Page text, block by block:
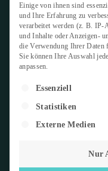
Letzte
Einige von ihnen sind
und Ihre Erfahrung zu
verarbeitet werden (z. B. IP-
und Inhalte oder Anzeigen-
die Verwendung Ihrer Daten
Sie können Ihre Auswahl
anpassen.
Es folgt eine Liste der
Essenziell
Statistiken
Externe Medien
Nur